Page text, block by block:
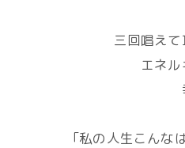
三回唱えて頂
エネルギ
幸せ体質
｢私の人生こんな